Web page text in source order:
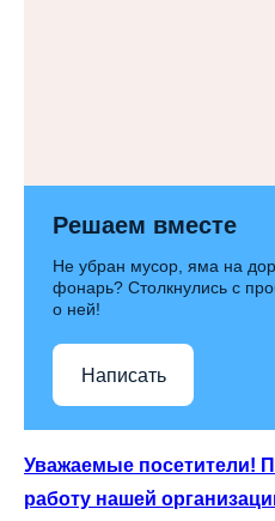
Решаем вместе
Не убран мусор, яма на
фонарь? Столкнулись с
о ней!
Написать
Уважаемые посетители!
работу нашей